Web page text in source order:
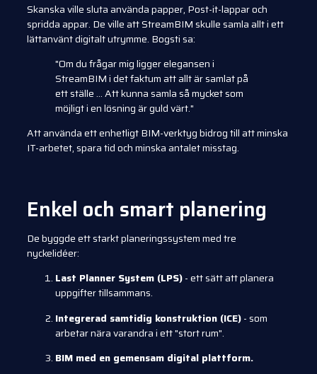
Skanska ville sluta använda papper, Post-it-lappar och
spridda appar. De ville att StreamBIM skulle samla allt i ett
lättanvänt digitalt utrymme. Bogsti sa:
"Om du frågar mig ligger elegansen i
StreamBIM i det faktum att allt är samlat på
ett ställe ... Att kunna samla så mycket som
möjligt i en lösning är guld värt."
Att använda ett enhetligt BIM-verktyg bidrog till att minska
IT-arbetet, spara tid och minska antalet misstag.
Enkel och smart planering
De byggde ett starkt planeringssystem med tre
nyckelidéer:
Last Planner System (LPS)- ett sätt att planera
uppgifter tillsammans.
Integrerad samtidig konstruktion (ICE)- som
arbetar nära varandra i ett "stort rum".
BIM med en gemensam digital plattform.